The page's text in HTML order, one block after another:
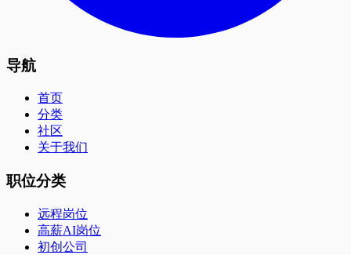
导航
首页
分类
社区
关于我们
职位分类
远程岗位
高薪AI岗位
初创公司